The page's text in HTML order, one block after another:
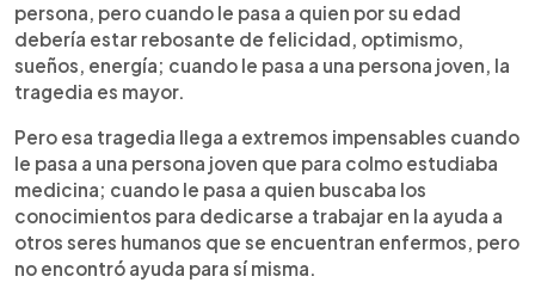
persona, pero cuando le pasa a quien por su edad
debería estar rebosante de felicidad, optimismo,
sueños, energía; cuando le pasa a una persona joven, la
tragedia es mayor.
Pero esa tragedia llega a extremos impensables cuando
le pasa a una persona joven que para colmo estudiaba
medicina; cuando le pasa a quien buscaba los
conocimientos para dedicarse a trabajar en la ayuda a
otros seres humanos que se encuentran enfermos, pero
no encontró ayuda para sí misma.